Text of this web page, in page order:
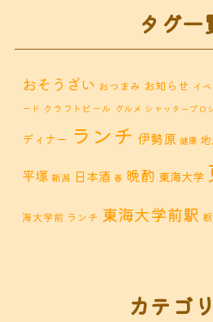
タグ一
おそうざい おつまみ お知らせ イ
ード クラフトビール グルメ シャッタープロ
ディナー ランチ 伊勢原 健康
平塚 新潟 日本酒 春 晩酌 東海大学
海大学前 ランチ 東海大学前駅
カテゴ